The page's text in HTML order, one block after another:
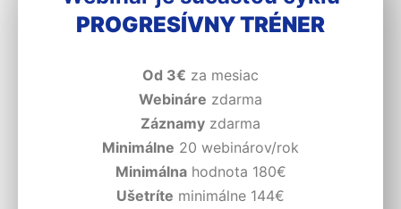
PROGRESÍVNY TRÉNER
Od 3€ za mesiac
Webináre zdarma
Záznamy zdarma
Minimálne 20 webinárov/rok
Minimálnahodnota 180€
Ušetríte minimálne 144€